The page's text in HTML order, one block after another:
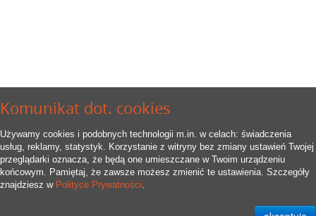
Komunikat dot. cookies
Używamy cookies i podobnych technologii m.in. w celach: świadczenia
usług, reklamy, statystyk. Korzystanie z witryny bez zmiany ustawień Twojej
przeglądarki oznacza, że będą one umieszczane w Twoim urządzeniu
końcowym. Pamiętaj, że zawsze możesz zmienić te ustawienia. Szczegóły
znajdziesz w Polityce Prywatności.